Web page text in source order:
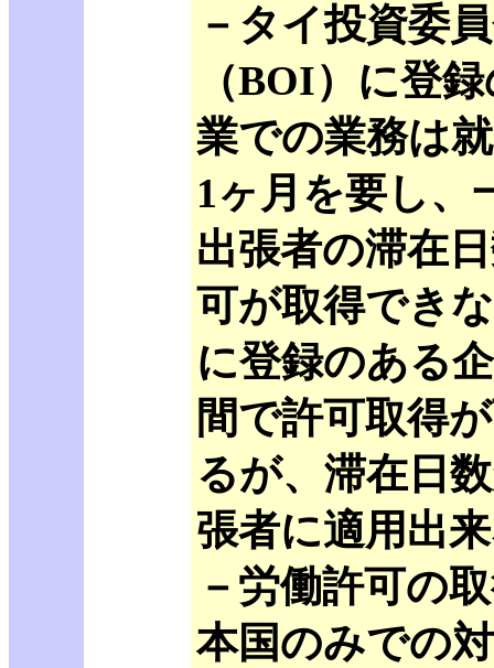
－タイ投資委
（BOI）に登
業での業務は
1ヶ月を要し、
出張者の滞在
可が取得でき
に登録のある
間で許可取得
るが、滞在日
張者に適用出
－労働許可の
本国のみでの